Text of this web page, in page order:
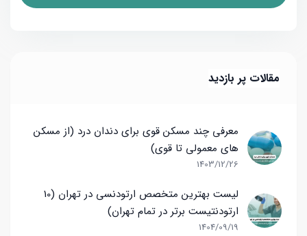
مقالات پر بازدید
معرفی چند مسکن قوی برای دندان درد (از مسکن
های معمولی تا قوی)
1403/12/26
لیست بهترین متخصص ارتودنسی در تهران (10
ارتودنتیست برتر در تمام تهران)
1404/09/19